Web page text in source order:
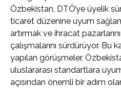
Özbekistan, DTÖ’ye üyelik
ticaret düzenine uyum
artırmak ve ihracat
çalışmalarını sürdürüyor. Bu
yapılan görüşmeler,
uluslararası standartlara
açısından önemli bir adım